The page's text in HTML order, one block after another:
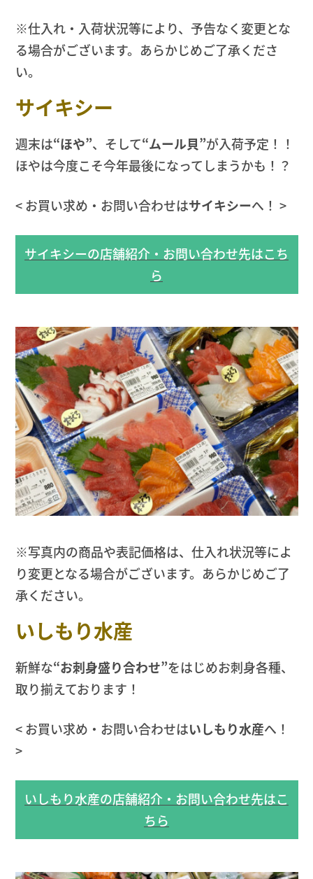
※仕入れ・入荷状況等により、予告なく変更とな
る場合がございます。あらかじめご了承くださ
い。
サイキシー
週末は“ほや”、そして“ムール貝”が入荷予定！！
ほやは今度こそ今年最後になってしまうかも！？
< お買い求め・お問い合わせはサイキシーへ！ >
サイキシーの店舗紹介・お問い合わせ先はこち
ら
※写真内の商品や表記価格は、仕入れ状況等によ
り変更となる場合がございます。あらかじめご了
承ください。
いしもり水産
新鮮な“お刺身盛り合わせ”をはじめお刺身各種、
取り揃えております！
< お買い求め・お問い合わせはいしもり水産へ！
>
いしもり水産の店舗紹介・お問い合わせ先はこ
ちら